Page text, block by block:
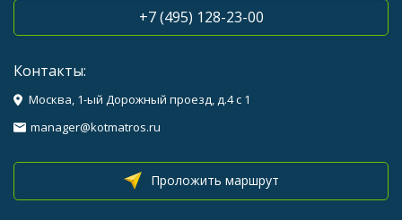
+7 (495) 128-23-00
Контакты:
Москва, 1-ый Дорожный проезд, д.4 с 1
manager@kotmatros.ru
Проложить маршрут